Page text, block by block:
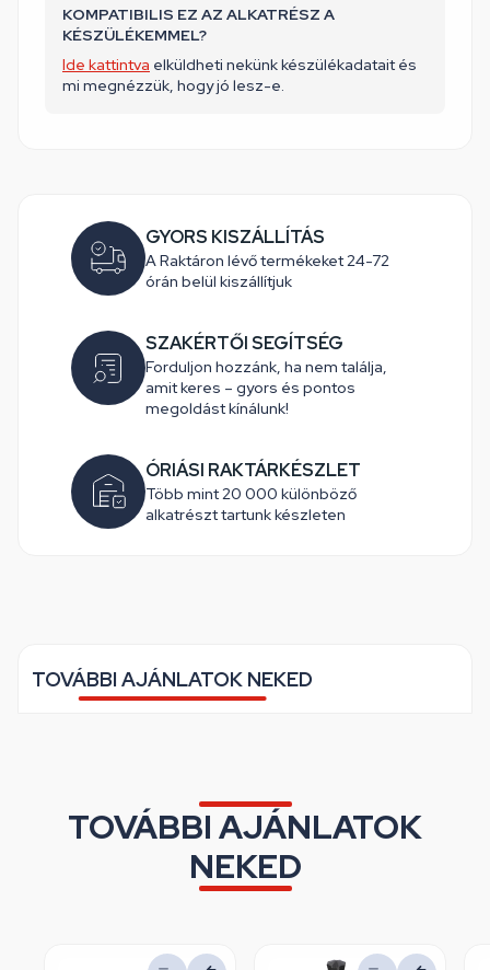
KOMPATIBILIS EZ AZ ALKATRÉSZ A
KÉSZÜLÉKEMMEL?
Ide kattintva elküldheti nekünk készülékadatait és
mi megnézzük, hogy jó lesz-e.
GYORS KISZÁLLÍTÁS
A Raktáron lévő termékeket 24-72
órán belül kiszállítjuk
SZAKÉRTŐI SEGÍTSÉG
Forduljon hozzánk, ha nem találja,
amit keres – gyors és pontos
megoldást kínálunk!
ÓRIÁSI RAKTÁRKÉSZLET
Több mint 20 000 különböző
alkatrészt tartunk készleten
TOVÁBBI AJÁNLATOK NEKED
TOVÁBBI AJÁNLATOK
NEKED